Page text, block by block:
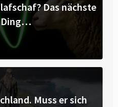
Das nächste
Ding…
Muss er sich